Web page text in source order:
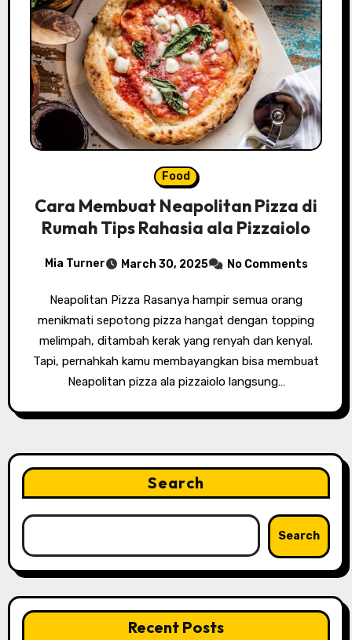
Food
Cara Membuat Neapolitan Pizza di
Rumah Tips Rahasia ala Pizzaiolo
Mia Turner March 30, 2025 No Comments
Neapolitan Pizza Rasanya hampir semua orang
menikmati sepotong pizza hangat dengan topping
melimpah, ditambah kerak yang renyah dan kenyal.
Tapi, pernahkah kamu membayangkan bisa membuat
Neapolitan pizza ala pizzaiolo langsung…
Search
Search
Recent Posts